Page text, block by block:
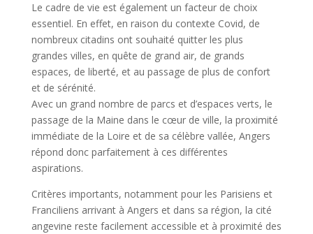
Le cadre de vie est également un facteur de choix
essentiel. En effet, en raison du contexte Covid, de
nombreux citadins ont souhaité quitter les plus
grandes villes, en quête de grand air, de grands
espaces, de liberté, et au passage de plus de confort
et de sérénité.
Avec un grand nombre de parcs et d’espaces verts, le
passage de la Maine dans le cœur de ville, la proximité
immédiate de la Loire et de sa célèbre vallée, Angers
répond donc parfaitement à ces différentes
aspirations.
Critères importants, notamment pour les Parisiens et
Franciliens arrivant à Angers et dans sa région, la cité
angevine reste facilement accessible et à proximité des